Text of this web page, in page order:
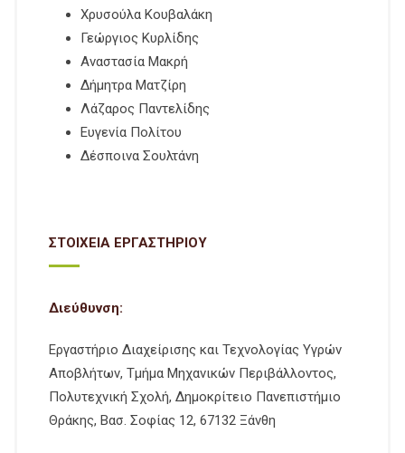
Χρυσούλα Κουβαλάκη
Γεώργιος Κυρλίδης
Αναστασία Μακρή
Δήμητρα Ματζίρη
Λάζαρος Παντελίδης
Ευγενία Πολίτου
Δέσποινα Σουλτάνη
ΣΤΟΙΧΕΙΑ ΕΡΓΑΣΤΗΡΙΟΥ
Διεύθυνση:
Εργαστήριο Διαχείρισης και Τεχνολογίας Υγρών
Αποβλήτων, Τμήμα Μηχανικών Περιβάλλοντος,
Πολυτεχνική Σχολή, Δημοκρίτειο Πανεπιστήμιο
Θράκης, Βασ. Σοφίας 12, 67132 Ξάνθη